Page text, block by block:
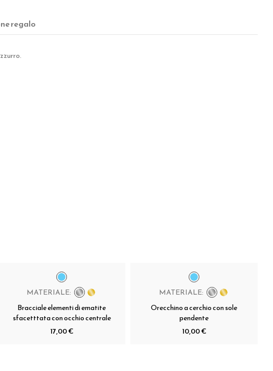
regalo
MATERIALE:
Bracciale elementi di ematite
sfacetttata con occhio centrale
17,00 €
MATERIALE:
Orecchino a cerchio con sole
pendente
10,00 €